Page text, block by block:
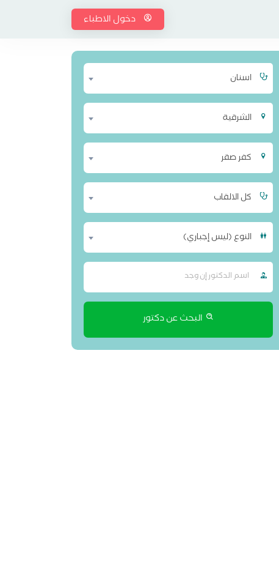
دخول الاطباء
اسنان
الشرقية
كفر صقر
كل الالقاب
النوع (ليس إجباري)
البحث عن دكتور